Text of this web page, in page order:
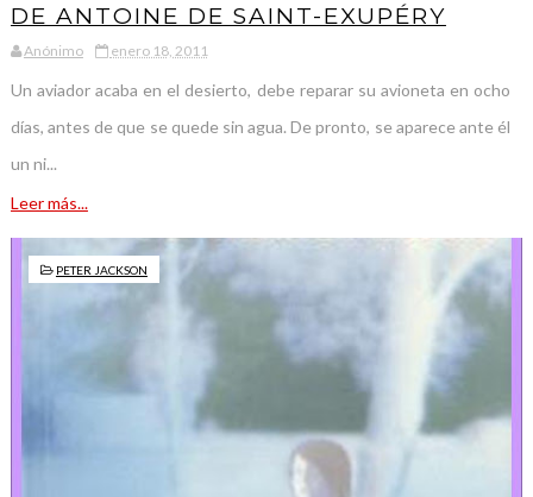
DE ANTOINE DE SAINT-EXUPÉRY
Anónimo enero 18, 2011
Un aviador acaba en el desierto, debe reparar su avioneta en ocho
días, antes de que se quede sin agua. De pronto, se aparece ante él
un ni...
Leer más...
PETER JACKSON